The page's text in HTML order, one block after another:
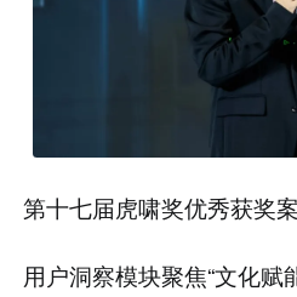
第十七届虎啸奖优秀获奖
用户洞察模块聚焦“文化赋